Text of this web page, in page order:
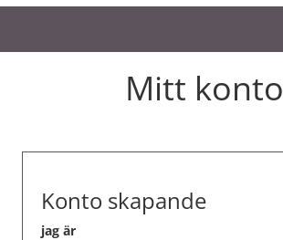
Mitt konto
Konto skapande
jag är